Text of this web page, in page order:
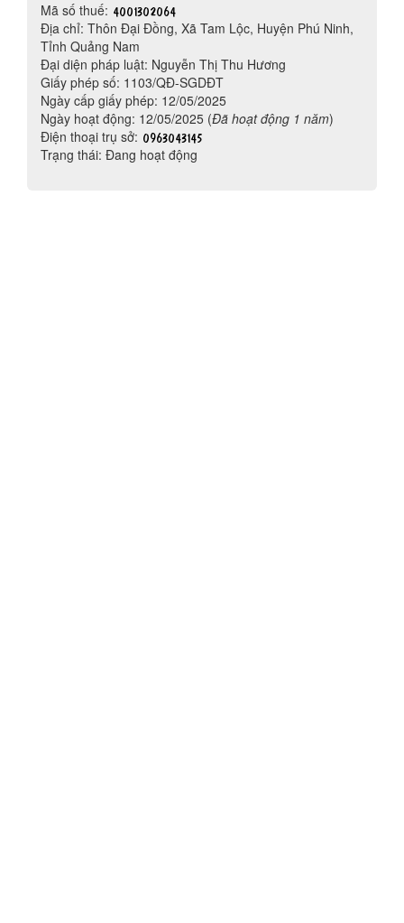
Mã số thuế:
Địa chỉ: Thôn Đại Đồng, Xã Tam Lộc, Huyện Phú Ninh,
Tỉnh Quảng Nam
Đại diện pháp luật: Nguyễn Thị Thu Hương
Giấy phép số: 1103/QĐ-SGDĐT
Ngày cấp giấy phép: 12/05/2025
Ngày hoạt động: 12/05/2025 (Đã hoạt động 1 năm)
Điện thoại trụ sở:
Trạng thái: Đang hoạt động